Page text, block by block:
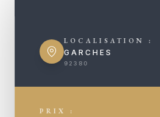
LOCALISATION :
GARCHES
92380
PRIX :